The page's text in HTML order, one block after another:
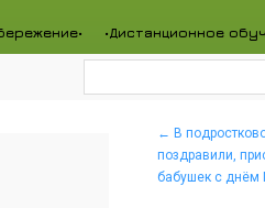
•Дистанционное
← В
поздравили,
бабушек с днём